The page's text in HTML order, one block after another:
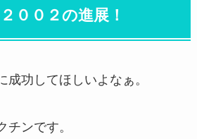
００２の進展！
成功してほしいよなぁ。
チンです。